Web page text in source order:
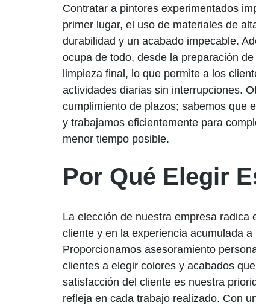
Contratar a pintores experimentados
primer lugar, el uso de materiales de
durabilidad y un acabado impecable.
ocupa de todo, desde la preparación
limpieza final, lo que permite a los
actividades diarias sin interrupciones.
cumplimiento de plazos; sabemos que
y trabajamos eficientemente para
menor tiempo posible.
Por Qué Elegir
La elección de nuestra empresa radica
cliente y en la experiencia acumulada
Proporcionamos asesoramiento
clientes a elegir colores y acabados
satisfacción del cliente es nuestra
refleja en cada trabajo realizado. Con